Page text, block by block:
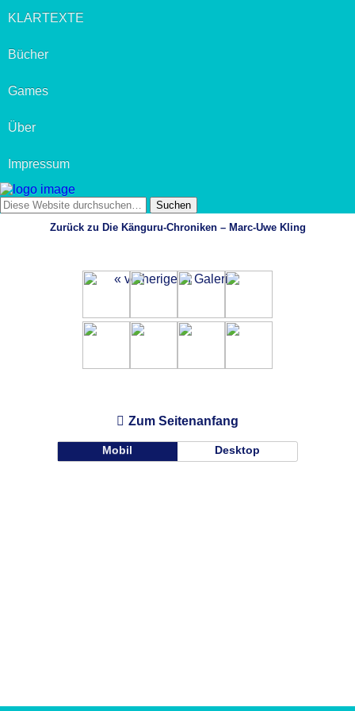
KLARTEXTE
Bücher
Games
Über
Impressum
Zurück zu Die Känguru-Chroniken – Marc-Uwe Kling
« vorherige in Galerie
Zum Seitenanfang
Mobil Desktop